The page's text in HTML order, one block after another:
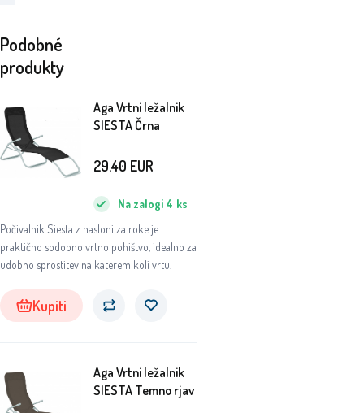
Podobné
produkty
Aga Vrtni ležalnik
SIESTA Črna
Počivalnik Siesta z nasloni za roke je
praktično sodobno vrtno pohištvo, idealno za
udobno sprostitev na katerem koli vrtu.
Na zalogi 4 ks
29.40 EUR
Kupiti
Aga Vrtni ležalnik
SIESTA Temno rjav